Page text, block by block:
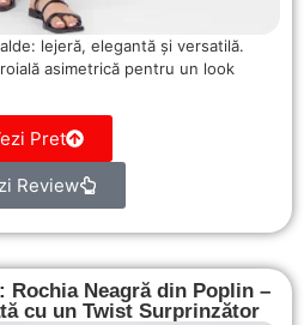
lejeră, elegantă și versatilă.
asimetrică pentru un look
Pret
Review
Rochia Neagră din Poplin –
cu un Twist Surprinzător